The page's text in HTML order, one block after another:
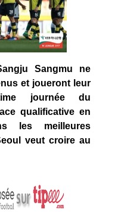
Sangmu ne
et joueront leur
journée du
qualificative en
les meilleures
veut croire au